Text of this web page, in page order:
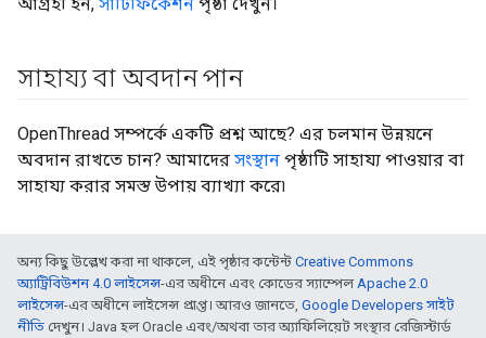
আগ্রহী হন, সার্টিফিকেশন পৃষ্ঠা দেখুন।
সাহায্য বা অবদান পান
OpenThread সম্পর্কে একটি প্রশ্ন আছে? এর চলমান উন্নয়নে
অবদান রাখতে চান? আমাদের সংস্থান পৃষ্ঠাটি সাহায্য পাওয়ার বা
সাহায্য করার সমস্ত উপায় ব্যাখ্যা করে৷
অন্য কিছু উল্লেখ করা না থাকলে, এই পৃষ্ঠার কন্টেন্ট Creative Commons
অ্যাট্রিবিউশন 4.0 লাইসেন্স-এর অধীনে এবং কোডের স্যাম্পেলApache 2.0
লাইসেন্স-এর অধীনে লাইসেন্স প্রাপ্ত। আরও জানতে, Google Developers সাইট
নীতি দেখুন। Java হল Oracle এবং/অথবা তার অ্যাফিলিয়েট সংস্থার রেজিস্টার্ড